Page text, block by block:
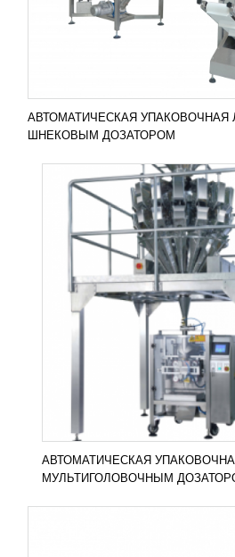
АВТОМАТИЧЕСКАЯ УПАКОВОЧНАЯ
ШНЕКОВЫМ ДОЗАТОРОМ
ALD имеет следующие
Оборудование...
АВТОМАТИЧЕСКАЯ
МУЛЬТИГОЛОВОЧНЫМ
АВТОМАТИЧЕСКАЯ
ЛИНИЯ С КРУГЛЫМ
УЗНАТЬ ЦЕНУ
Принцип работы
линии с круглым столом
продукция подается по
рабочая скорость...